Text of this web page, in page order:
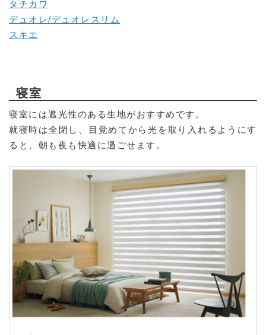
タチカワ
デュオレ/デュオレスリム
スキエ
寝室
寝室には遮光性のある生地がおすすめです。
就寝時は全閉し、目覚めてから光を取り入れるようにす
ると、朝も夜も快適に過ごせます。